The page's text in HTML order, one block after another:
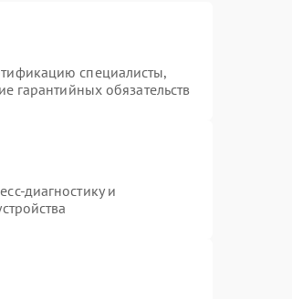
специалисты,
гарантийных обязательств
диагностику и